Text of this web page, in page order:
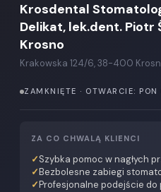
Krosdental
Delikat, lek.dent.
Krosno
Krakowska 124/6, 38-400
ZAMKNIĘTE · OTWARCIE:
ZA CO CHWALĄ KLIENCI
Szybka pomoc w nagłych
Bezbolesne zabiegi
Profesjonalne podejście do